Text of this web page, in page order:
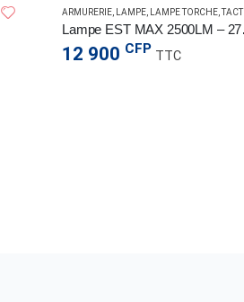
SPERAS LIGHTARMURERIE LAMPE LAMPE TORCHE ,
12 900 CFP TTC